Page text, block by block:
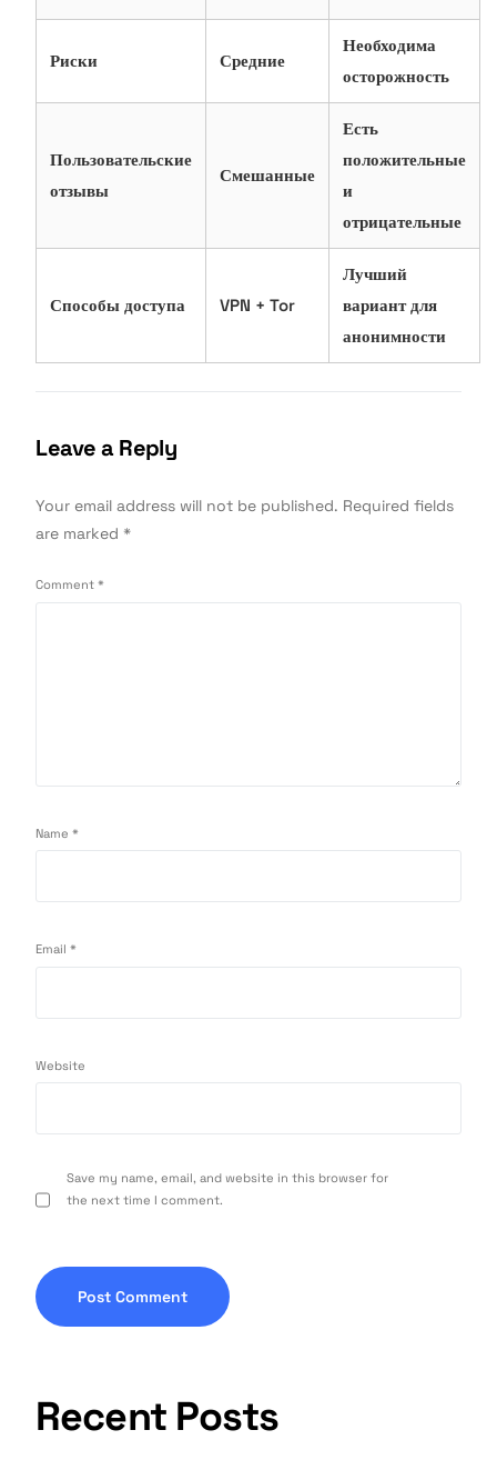
Риски Средние
Необходима
осторожность
Пользовательские
отзывы
Смешанные
Есть
положительные
и
отрицательные
Способы доступа VPN + Tor
Лучший
вариант для
анонимности
Leave a Reply
Your email address will not be published. Required fields
are marked*
Comment*
Name*
Email*
Website
Save my name, email, and website in this browser for
the next time I comment.
Recent Posts